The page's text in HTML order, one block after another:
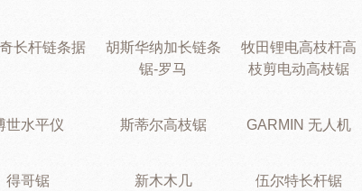
长杆链条据
胡斯华纳加长链条
锯-罗马
牧田锂电高枝杆高
枝剪电动高枝锯
世水平仪 斯蒂尔高枝锯 GARMIN 无人机
得哥锯 新木木几 伍尔特长杆锯